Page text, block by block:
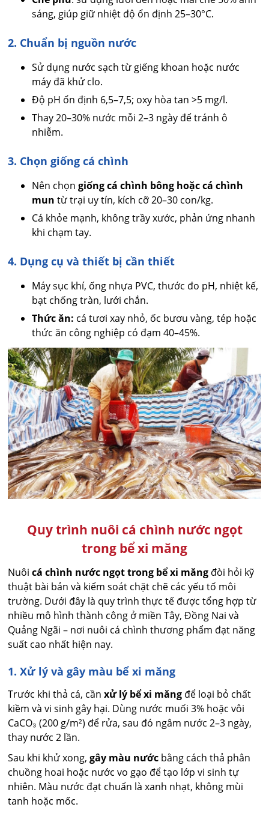
sáng, giúp giữ nhiệt độ ổn định 25–30°C.
2. Chuẩn bị nguồn nước
Sử dụng nước sạch từ giếng khoan hoặc nước
máy đã khử clo.
Độ pH ổn định 6,5–7,5; oxy hòa tan >5 mg/l.
Thay 20–30% nước mỗi 2–3 ngày để tránh ô
nhiễm.
3. Chọn giống cá chình
Nên chọngiống cá chình bông hoặc cá chình
mun từ trại uy tín, kích cỡ 20–30 con/kg.
Cá khỏe mạnh, không trầy xước, phản ứng nhanh
khi chạm tay.
4. Dụng cụ và thiết bị cần thiết
Máy sục khí, ống nhựa PVC, thước đo pH, nhiệt kế,
bạt chống tràn, lưới chắn.
Thức ăn: cá tươi xay nhỏ, ốc bươu vàng, tép hoặc
thức ăn công nghiệp có đạm 40–45%.
Quy trình nuôi cá chình nước ngọt
trong bể xi măng
Nuôicá chình nước ngọt trong bể xi măng đòi hỏi kỹ
thuật bài bản và kiểm soát chặt chẽ các yếu tố môi
trường. Dưới đây là quy trình thực tế được tổng hợp từ
nhiều mô hình thành công ở miền Tây, Đồng Nai và
Quảng Ngãi – nơi nuôi cá chình thương phẩm đạt năng
suất cao nhất hiện nay.
1. Xử lý và gây màu bể xi măng
Trước khi thả cá, cầnxử lý bể xi măng để loại bỏ chất
kiềm và vi sinh gây hại. Dùng nước muối 3% hoặc vôi
CaCO₃ (200 g/m²) để rửa, sau đó ngâm nước 2–3 ngày,
thay nước 2 lần.
Sau khi khử xong,gây màu nước bằng cách thả phân
chuồng hoai hoặc nước vo gạo để tạo lớp vi sinh tự
nhiên. Màu nước đạt chuẩn là xanh nhạt, không mùi
tanh hoặc mốc.